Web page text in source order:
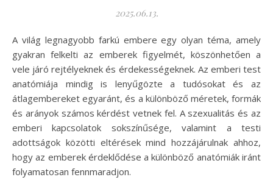
2025.06.13.
A világ legnagyobb farkú embere egy olyan téma, amely
gyakran felkelti az emberek figyelmét, köszönhetően a
vele járó rejtélyeknek és érdekességeknek. Az emberi test
anatómiája mindig is lenyűgözte a tudósokat és az
átlagembereket egyaránt, és a különböző méretek, formák
és arányok számos kérdést vetnek fel. A szexualitás és az
emberi kapcsolatok sokszínűsége, valamint a testi
adottságok közötti eltérések mind hozzájárulnak ahhoz,
hogy az emberek érdeklődése a különböző anatómiák iránt
folyamatosan fennmaradjon.